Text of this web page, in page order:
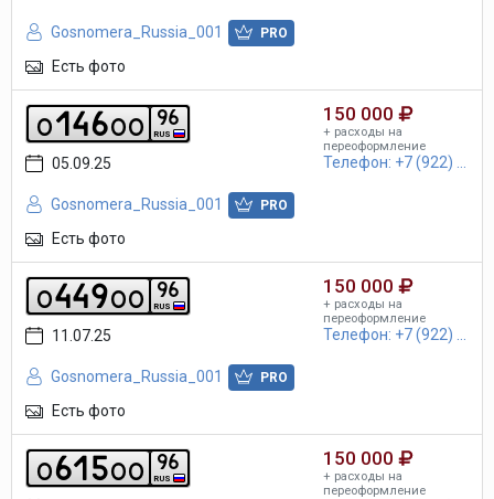
Gosnomera_Russia_001 PRO
Есть фото
o146oo RUS
96
05.09.25
Gosnomera_Russia_001 PRO
Есть фото
150 000
+ расходы на
переоформление
Телефон: +7 (922) ...
o449oo RUS
96
11.07.25
Gosnomera_Russia_001 PRO
Есть фото
150 000
+ расходы на
переоформление
Телефон: +7 (922) ...
o615oo RUS
96 150 000
+ расходы на
переоформление